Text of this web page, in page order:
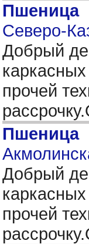
Пшеница
Северо-
Добрый
прочей
Пшеница
Добрый
прочей